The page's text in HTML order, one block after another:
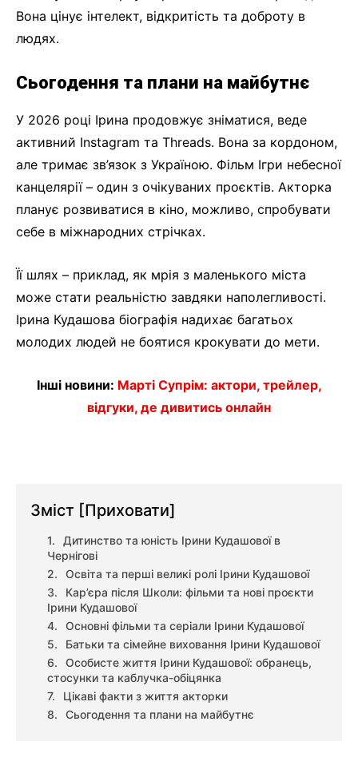
Вона цінує інтелект, відкритість та доброту в
людях.
Сьогодення та плани на майбутнє
У 2026 році Ірина продовжує зніматися, веде
активний Instagram та Threads. Вона за кордоном,
але тримає зв’язок з Україною. Фільм Ігри небесної
канцелярії – один з очікуваних проєктів. Акторка
планує розвиватися в кіно, можливо, спробувати
себе в міжнародних стрічках.
Її шлях – приклад, як мрія з маленького міста
може стати реальністю завдяки наполегливості.
Ірина Кудашова біографія надихає багатьох
молодих людей не боятися крокувати до мети.
Інші новини: Марті Супрім: актори, трейлер,
відгуки, де дивитись онлайн
Зміст [Приховати]
Дитинство та юність Ірини Кудашової в
Чернігові
Освіта та перші великі ролі Ірини Кудашової
Кар’єра після Школи: фільми та нові проєкти
Ірини Кудашової
Основні фільми та серіали Ірини Кудашової
Батьки та сімейне виховання Ірини Кудашової
Особисте життя Ірини Кудашової: обранець,
стосунки та каблучка-обіцянка
Цікаві факти з життя акторки
Сьогодення та плани на майбутнє